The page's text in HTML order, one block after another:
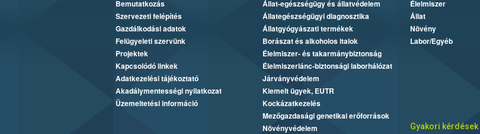
Bemutatkozás
Szervezeti felépítés
Gazdálkodási adatok
Felügyeleti szervünk
Projektek
Kapcsolódó linkek
Adatkezelési tájékoztató
Akadálymentességi nyilatkozat
Üzemeltetési információ
Állat-egészségügy és állatvédelem
Állategészségügyi diagnosztika
Állatgyógyászati termékek
Borászat és alkoholos italok
Élelmiszer- és takarmánybiztonság
Élelmiszerlánc-biztonsági laborhálózat
Járványvédelem
Kiemelt ügyek, EUTR
Kockázatkezelés
Mezőgazdasági genetikai erőforrások
Növényvédelem
Élelmiszer
Állat
Növény
Labor/Egyéb
Gyakori kérdések